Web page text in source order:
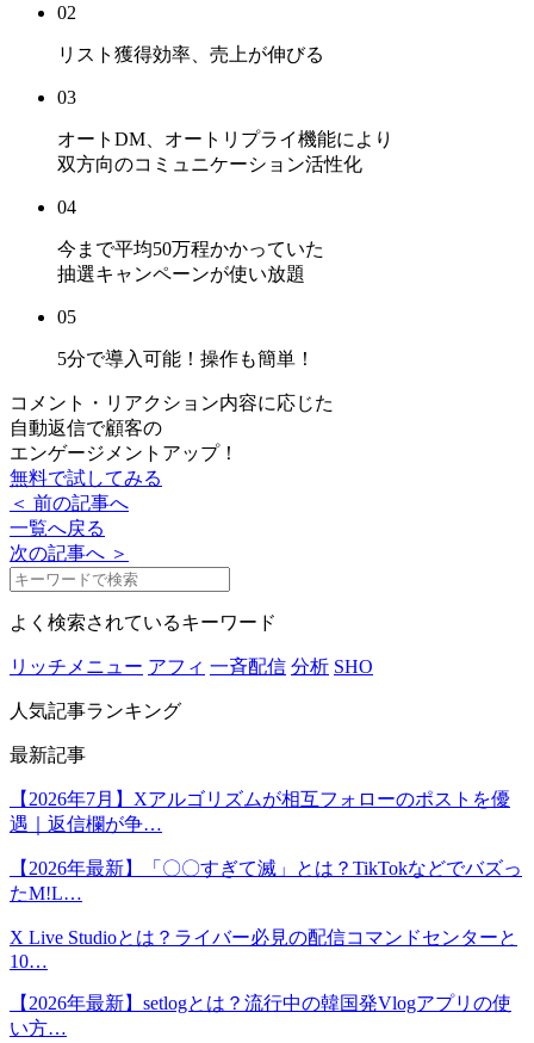
02
リスト獲得効率、売上が伸びる
03
オートDM、オートリプライ機能により
双方向のコミュニケーション活性化
04
今まで平均50万程かかっていた
抽選キャンペーンが使い放題
05
5分で導入可能！ 操作も簡単！
コメント・リアクション内容に応じた
自動返信で顧客の
エンゲージメントアップ！
無料で試してみる
＜ 前の記事へ
一覧へ戻る
次の記事へ ＞
よく検索されているキーワード
リッチメニュー アフィ 一斉配信 分析 SHO
人気記事ランキング
最新記事
【2026年7月】Xアルゴリズムが相互フォローのポストを優
遇｜返信欄が争…
【2026年最新】「〇〇すぎて滅」とは？TikTokなどでバズっ
たM!L…
X Live Studioとは？ライバー必見の配信コマンドセンターと
10…
【2026年最新】setlogとは？流行中の韓国発Vlogアプリの使
い方…